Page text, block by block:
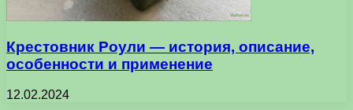
Крестовник Роули — история, описание,
особенности и применение
12.02.2024